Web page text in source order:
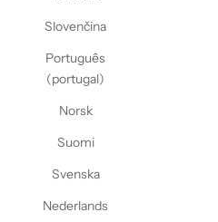
Slovenčina
Português
(portugal)
Norsk
Suomi
Svenska
Nederlands